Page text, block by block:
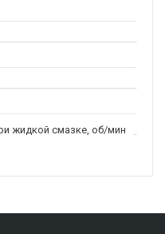
жидкой смазке, об/мин